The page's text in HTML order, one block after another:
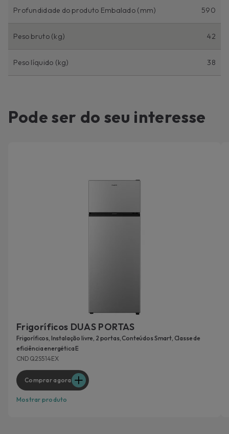
Profundidade do produto Embalado (mm) 590
Peso bruto (kg) 42
Peso líquido (kg) 38
Pode ser do seu interesse
Frigoríficos DUAS PORTAS
Frigoríficos, Instalação livre, 2 portas, Conteúdos Smart, Classe de
eficiência energética E
CNDQ2S514EX
Comprar agora
Mostrar produto